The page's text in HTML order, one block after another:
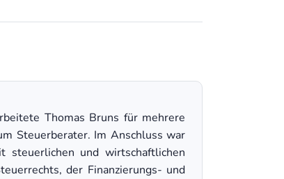
Thomas Bruns für mehrere
Steuerberater. Im Anschluss war
und wirtschaftlichen
der Finanzierungs- und